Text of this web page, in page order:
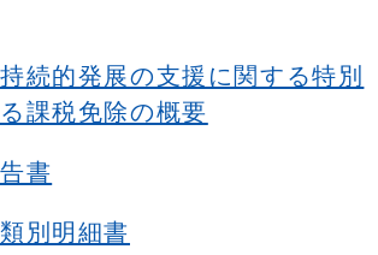
続的発展の支援に関する特別
課税免除の概要
書
別明細書